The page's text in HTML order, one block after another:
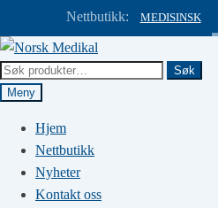
Nettbutikk: MEDISINSK
Hopp
til
navigasjon
Hopp
til
innhold
Søk
etter:
Søk
Meny
Hjem
Nettbutikk
Nyheter
Kontakt oss